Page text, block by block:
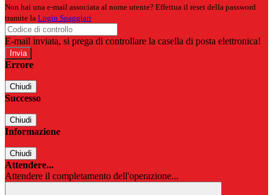
Non hai una e-mail associata al nome utente? Effettua il reset della password
tramite la Login Spaggiari
E-mail inviata, si prega di controllare la casella di posta elettronica!
Errore
Chiudi
Successo
Chiudi
Informazione
Chiudi
Attendere...
Attendere il completamento dell'operazione...